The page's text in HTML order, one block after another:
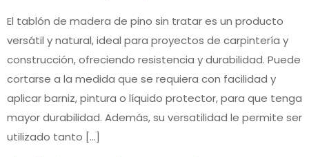
El tablón de madera de pino sin tratar es un producto
versátil y natural, ideal para proyectos de carpintería y
construcción, ofreciendo resistencia y durabilidad. Puede
cortarse a la medida que se requiera con facilidad y
aplicar barniz, pintura o líquido protector, para que tenga
mayor durabilidad. Además, su versatilidad le permite ser
utilizado tanto […]